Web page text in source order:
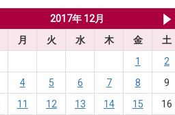
2017年 11月2017年 12月
月 火 水 木 金
土
1
2
4 5 6 7 8
9
11 12 13 14 15
16